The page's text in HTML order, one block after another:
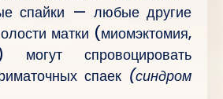
спайки — любые другие
матки (миомэктомия,
могут спровоцировать
спаек (синдром